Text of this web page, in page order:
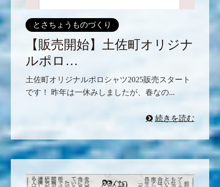
とさちょうものづくり
【販売開始】土佐町オリジナ
ルポロ…
土佐町オリジナルポロシャツ2025販売スタート
です！ 昨年は一休みしましたが、春なの...
続きを読む